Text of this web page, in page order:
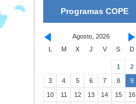
Programas COPE
Agosto, 2026
L
M X J V S D
1
2
3
4 5 6 7 8
9
10
11 12 13 14 15
16